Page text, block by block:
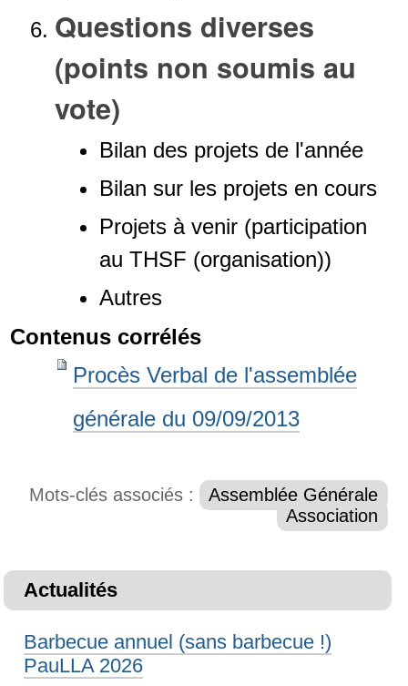
Questions diverses
(points non soumis au
vote)
Bilan des projets de l'année
Bilan sur les projets en cours
Projets à venir (participation
au THSF (organisation))
Autres
Contenus corrélés
Procès Verbal de l'assemblée
générale du 09/09/2013
Mots-clés associés :
Assemblée Générale
Association
Actualités
Barbecue annuel (sans barbecue !)
PauLLA 2026